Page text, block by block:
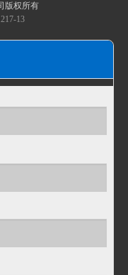
版权所有
13